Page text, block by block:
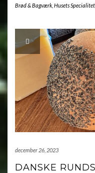
Brød & Bagværk Husets Specialitet
december 26, 2023
DANSKE